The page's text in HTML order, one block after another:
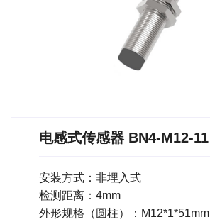
电感式传感器 BN4-M12-11
安装方式：非埋入式
检测距离：4mm
外形规格（圆柱）：M12*1*51mm